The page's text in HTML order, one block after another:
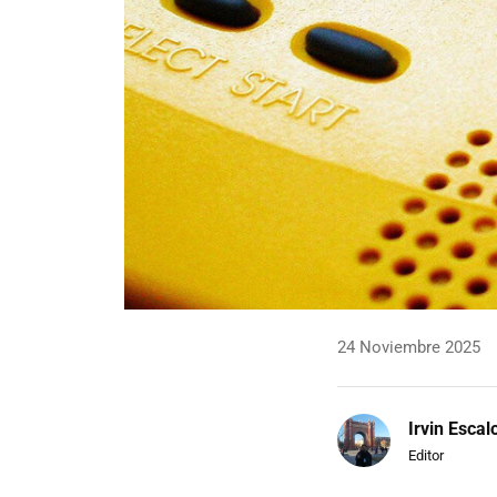
24 Noviembre 2025
Irvin
Editor